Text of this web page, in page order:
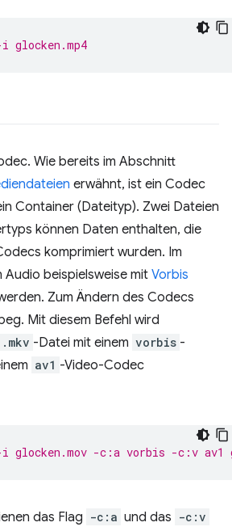
glocken.mp4
Wie bereits im Abschnitt
erwähnt, ist ein Codec
Container (Dateityp). Zwei Dateien
können Daten enthalten, die
komprimiert wurden. Im
beispielsweise mitVorbis
Zum Ändern des Codecs
Mit diesem Befehl wird
.mkv -Datei mit einem vorbis -
av1 -Video-Codec
glocken.mov -c:a vorbis -c:v av1
das Flag -c:a und das -c:v